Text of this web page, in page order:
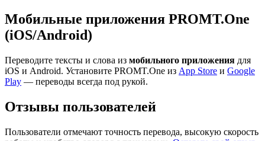
Мобильные приложения PROMT.One
(iOS/Android)
Переводите тексты и слова из мобильного приложения для
iOS и Android. Установите PROMT.One из App Store и Google
Play — переводы всегда под рукой.
Отзывы пользователей
Пользователи отмечают точность перевода, высокую скорость